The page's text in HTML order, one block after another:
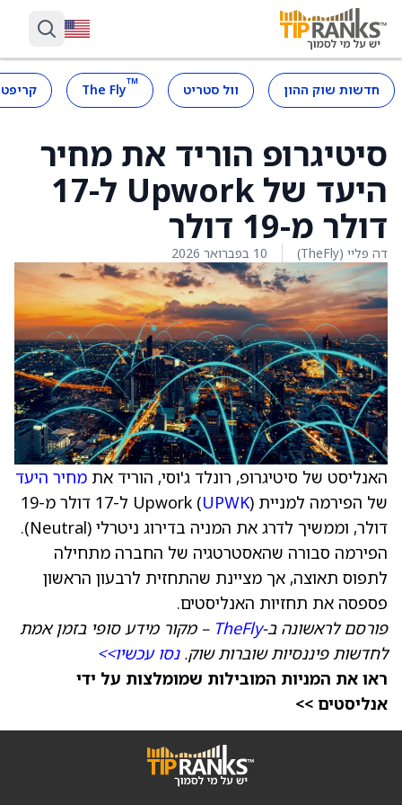
חדשות שוק ההון וול סטריט ™
The Fly
סיטיגרופ הוריד את מחיר
היעד של Upwork ל-17
דולר מ-19 דולר
דה פליי (TheFly) 10 בפברואר 2026
האנליסט של סיטיגרופ, רונלד ג'וסי, הוריד את מחיר היעד
של הפירמה למניית Upwork ( UPWK
) ל-17 דולר מ-19
דולר, וממשיך לדרג את המניה בדירוג ניטרלי (Neutral).
הפירמה סבורה שהאסטרטגיה של החברה מתחילה
לתפוס תאוצה, אך מציינת שהתחזית לרבעון הראשון
פספסה את תחזיות האנליסטים.
פורסם לראשונה ב-TheFly – מקור מידע סופי בזמן אמת
לחדשות פיננסיות שוברות שוק.נסו עכשיו>>
ראו את המניות המובילות שמומלצות על ידי
אנליסטים >>